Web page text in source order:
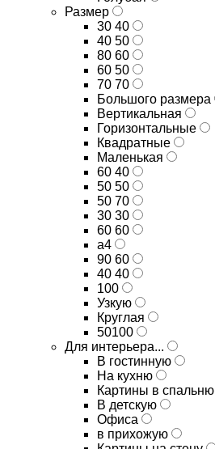
Размер
30 40
40 50
80 60
60 50
70 70
Большого размера
Вертикальная
Горизонтальные
Квадратные
Маленькая
60 40
50 50
50 70
30 30
60 60
а4
90 60
40 40
100
Узкую
Круглая
50100
Для интерьера...
В гостинную
На кухню
Картины в спальню
В детскую
Офиса
в прихожую